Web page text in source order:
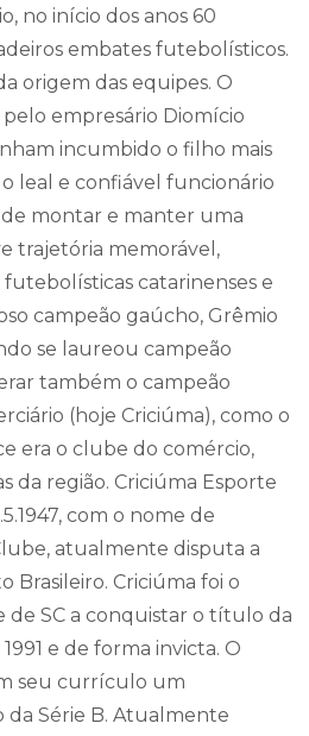
no início dos anos 60
embates futebolísticos.
origem das equipes. O
empresário Diomício
incumbido o filho mais
o leal e confiável funcionário
de montar e manter uma
trajetória memorável,
catarinenses e
campeão gaúcho, Grêmio
se laureou campeão
também o campeão
(hoje Criciúma), como o
era o clube do comércio,
da região. Criciúma Esporte
com o nome de
atualmente disputa a
Brasileiro. Criciúma foi o
SC a conquistar o título da
e de forma invicta. O
seu currículo um
da Série B. Atualmente